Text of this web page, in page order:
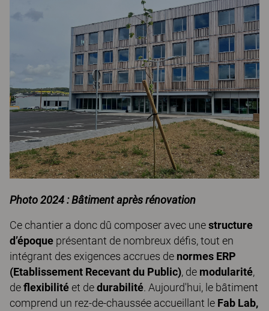
Photo 2024 : Bâtiment après rénovation
Ce chantier a donc dû composer avec unestructure
d’époque présentant de nombreux défis, tout en
intégrant des exigences accrues de normes ERP
(Etablissement Recevant du Public), de modularité,
deflexibilitéet dedurabilité. Aujourd'hui, le bâtiment
comprend un rez-de-chaussée accueillant le Fab Lab,